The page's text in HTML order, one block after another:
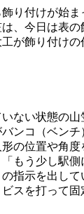
り付けが始
、今日は表
が飾り付けの
ない状態の
ンコ（ベン
の位置や角
もう少し駅側
指示を出し
スを打って固